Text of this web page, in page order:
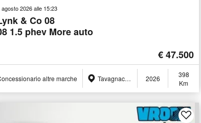
agosto 2026 alle 15:23
& Co 08
1.5 phev More auto
€ 47.500
altre marche Tavagnacco (UD) 2026
398
Km